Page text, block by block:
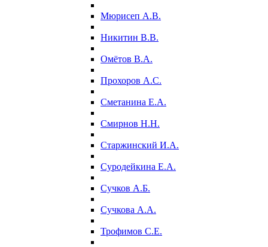
Мюрисеп А.В.
Никитин В.В.
Омётов В.А.
Прохоров А.С.
Сметанина Е.А.
Смирнов Н.Н.
Старжинский И.А.
Суродейкина Е.А.
Сучков А.Б.
Сучкова А.А.
Трофимов С.Е.